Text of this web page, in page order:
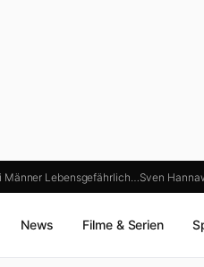
Lebensgefährlich… Sven
News Filme & Serien